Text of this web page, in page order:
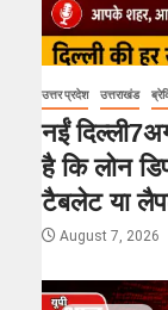
उत्तर प्रदेश उत्तराखंड
नईं
है कि लोन
टैबलेट या
August 7, 2026